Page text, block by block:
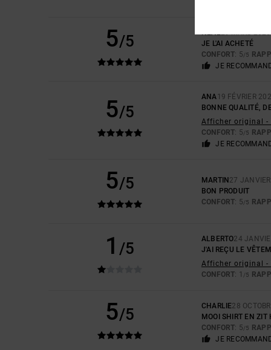
5/5 NEAL29 MARS 2026
JE L'AI ACHETÉ
CONFORT: 5/5
JE
5/5
ANA19 FÉVRIER
BONNE QUALITÉ,
Afficher original -
CONFORT: 5/5
JE
5/5 MARTIN 27
BON PRODUIT
CONFORT: 5/5
1 /5
ALBERTO24
J'AI REÇU LE
Afficher original -
CONFORT: 1 /5
5/5 CHARLIE28
MOOI SHIRT EN ZIT
CONFORT: 5/5
JE